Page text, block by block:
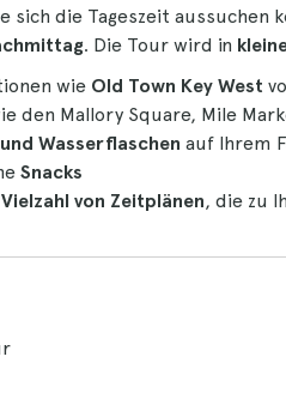
sich die Tageszeit
. Die Tour wird in
wie Old Town Key West
den Mallory Square, Mile
Wasserflaschen auf Ihrem
Snacks
Vielzahl von Zeitplänen, die zu